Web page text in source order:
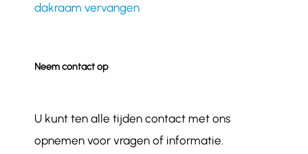
dakraam vervangen
Neem contact op
U kunt ten alle tijden contact met ons
opnemen voor vragen of informatie.